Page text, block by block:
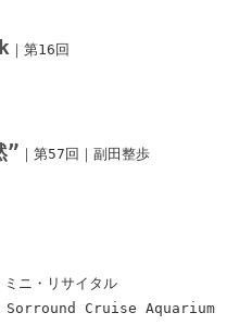
｜第16回
” ｜第57回｜副田整歩
ニ・リサイタル
Cruise Aquarium